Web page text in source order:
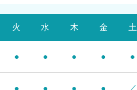
火 水 木 金 土
● ● ● ● ●